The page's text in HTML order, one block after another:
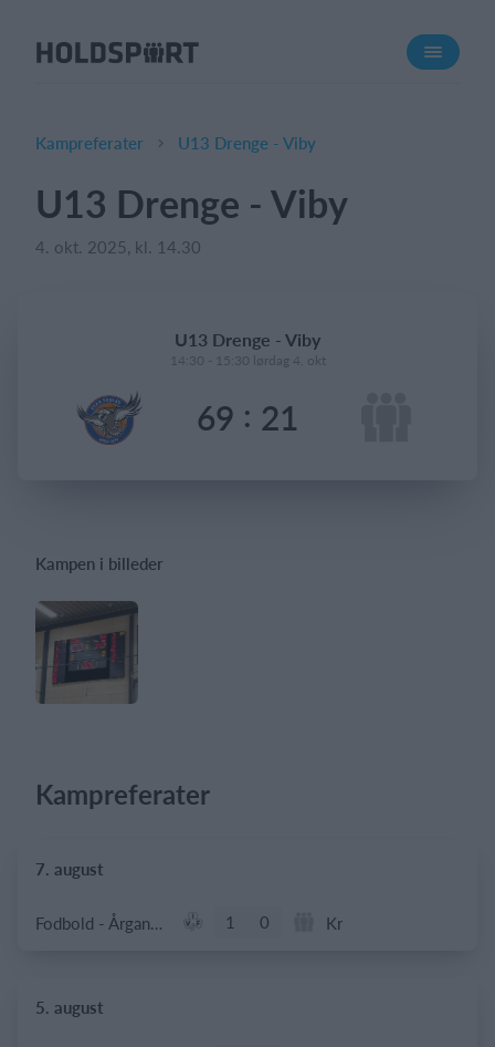
Om Holdsport
Presseomtale
Funktioner
Hjemmeside
Webshop
Billetsystem
Kampreferater U13 Drenge - Viby
U13 Drenge - Viby
4. okt. 2025, kl. 14.30
U13 Drenge - Viby
14:30 - 15:30 lørdag 4. okt
69 : 21
Kampen i billeder
Kampreferater
7. august
Fodbold - Årgang 2014 1 0 Kr
5. august